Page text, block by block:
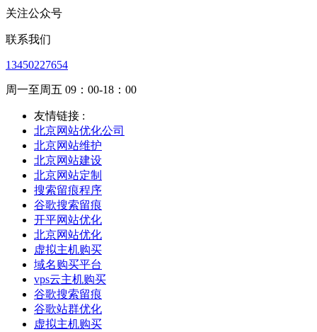
关注公众号
联系我们
13450227654
周一至周五 09：00-18：00
友情链接 :
北京网站优化公司
北京网站维护
北京网站建设
北京网站定制
搜索留痕程序
谷歌搜索留痕
开平网站优化
北京网站优化
虚拟主机购买
域名购买平台
vps云主机购买
谷歌搜索留痕
谷歌站群优化
虚拟主机购买